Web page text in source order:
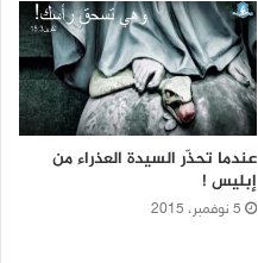
عندما تحذّر السيدة العذراء من
إبليس !
5 نوفمبر، 2015